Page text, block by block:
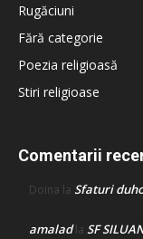
Rugăciuni
Fără categorie
Poezia religioasă
Stiri religioase
Comentarii
Doina la Sfaturi
amaladla SF